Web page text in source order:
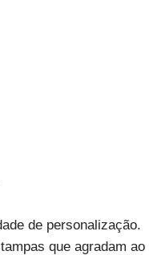
de personalização.
que agradam ao